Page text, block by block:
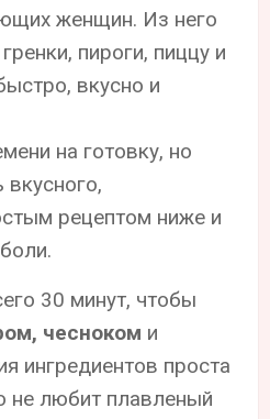
женщин. Из него
пироги, пиццу и
вкусно и
на готовку, но
вкусного,
рецептом ниже и
30 минут, чтобы
чесноком и
ингредиентов проста
не любит плавленый